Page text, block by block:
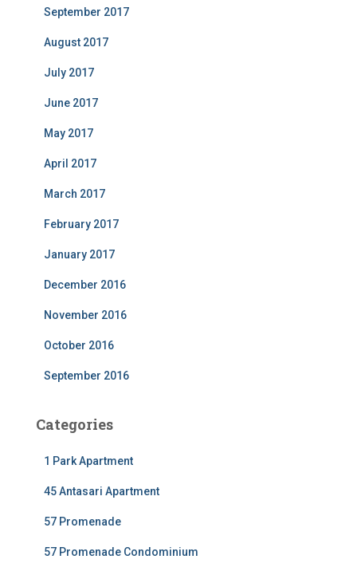
September 2017
August 2017
July 2017
June 2017
May 2017
April 2017
March 2017
February 2017
January 2017
December 2016
November 2016
October 2016
September 2016
Categories
1 Park Apartment
45 Antasari Apartment
57 Promenade
57 Promenade Condominium